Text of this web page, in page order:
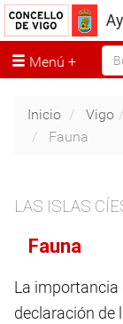
Menú
Inicio Vigo
Fauna
LAS ISLAS
Fauna
La importancia
declaración de